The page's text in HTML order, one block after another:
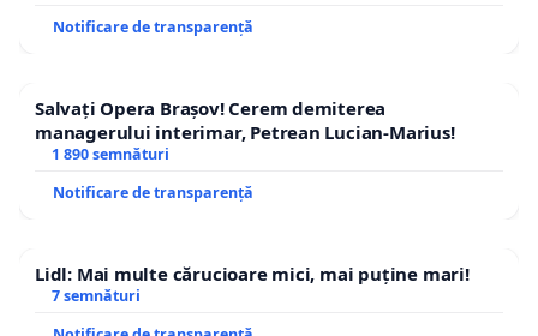
Notificare de transparență
Salvați Opera Brașov! Cerem demiterea
managerului interimar, Petrean Lucian-Marius!
1 890 semnături
Notificare de transparență
Lidl: Mai multe cărucioare mici, mai puține mari!
7 semnături